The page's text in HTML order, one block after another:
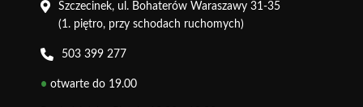
Szczecinek, ul. Bohaterów Waraszawy 31-35
(1. piętro, przy schodach ruchomych)
503 399 277
• otwarte do 19.00